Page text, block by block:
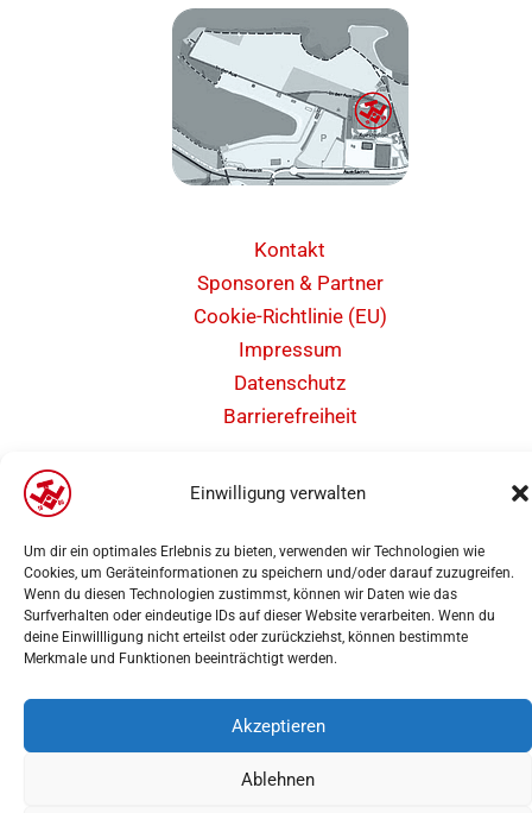
Einwilligung verwalten
Um dir ein optimales Erlebnis zu bieten, verwenden wir Technologien wie
Cookies, um Geräteinformationen zu speichern und/oder darauf zuzugreifen.
Wenn du diesen Technologien zustimmst, können wir Daten wie das
Surfverhalten oder eindeutige IDs auf dieser Website verarbeiten. Wenn du
deine Einwillligung nicht erteilst oder zurückziehst, können bestimmte
Merkmale und Funktionen beeinträchtigt werden.
Akzeptieren
Ablehnen
Kontakt
Sponsoren & Partner
Cookie-Richtlinie (EU)
Impressum
Datenschutz
Barrierefreiheit
Copyright 2025 | Weseler Turnverein von 1860 e.V. Abteilung Leichtathletik |
WebdesignPK-Medien